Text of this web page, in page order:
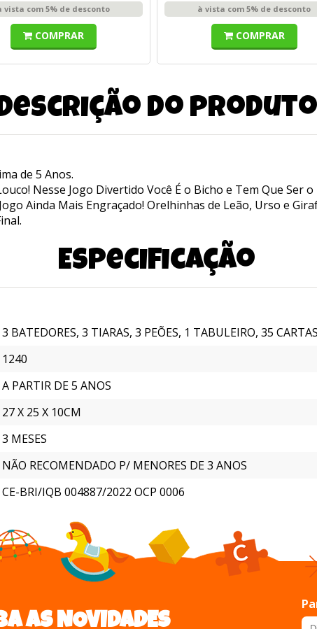
vista com 5% de desconto
COMPRAR
à vista com 5% de desconto
COMPRAR
do produto
de 5 Anos.
Nesse Jogo Divertido Você É o Bicho e Tem Que Ser
Ainda Mais Engraçado! Orelhinhas de Leão, Urso e
Especificação
3 BATEDORES, 3 TIARAS, 3 PEÕES, 1 TABULEIRO, 35
1240
A PARTIR DE 5 ANOS
27 X 25 X 10CM
3 MESES
NÃO RECOMENDADO P/ MENORES DE 3 ANOS
CE-BRI/IQB 004887/2022 OCP 0006
AS NOVIDADES